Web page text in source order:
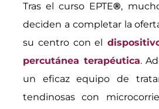
Tras el curso EPTE®,
deciden a completar la
su centro con el
percutánea terapéutica.
un eficaz equipo de
tendinosas con